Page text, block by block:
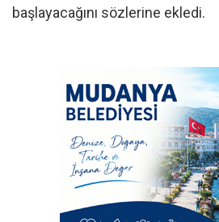
başlayacağını sözlerine ekledi.